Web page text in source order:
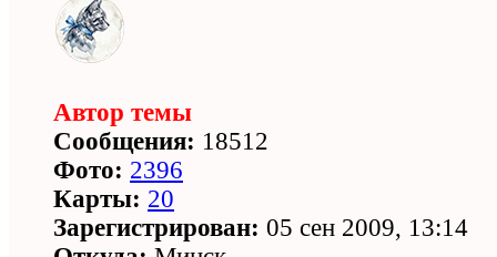
Автор темы
Сообщения: 18512
Фото: 2396
Карты: 20
Зарегистрирован: 05 сен 2009, 13:14